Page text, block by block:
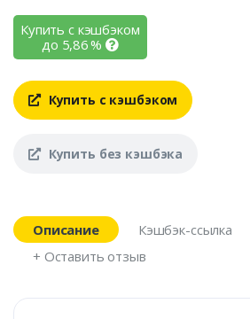
Купить с кэшбэком
до 5,86%
Купить с кэшбэком
Купить без кэшбэка
Описание
Кэшбэк-ссылка
+ Оставить отзыв